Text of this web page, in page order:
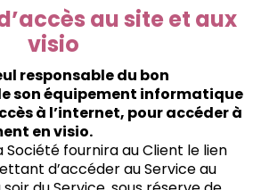
au site et aux
visio
responsable du bon
son équipement informatique
à l’internet, pour accéder à
en visio.
Société fournira au Client le lien
d’accéder au Service au